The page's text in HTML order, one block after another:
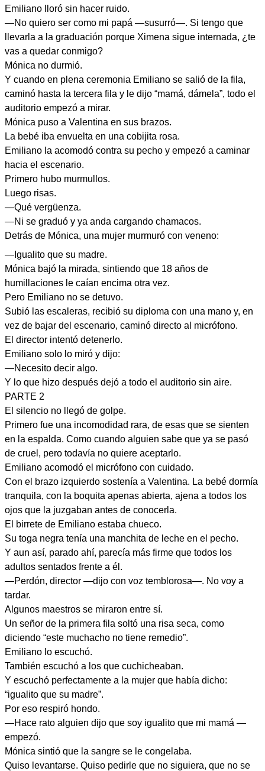
Emiliano lloró sin hacer ruido.
—No quiero ser como mi papá —susurró—. Si tengo que
llevarla a la graduación porque Ximena sigue internada, ¿te
vas a quedar conmigo?
Mónica no durmió.
Y cuando en plena ceremonia Emiliano se salió de la fila,
caminó hasta la tercera fila y le dijo “mamá, dámela”, todo el
auditorio empezó a mirar.
Mónica puso a Valentina en sus brazos.
La bebé iba envuelta en una cobijita rosa.
Emiliano la acomodó contra su pecho y empezó a caminar
hacia el escenario.
Primero hubo murmullos.
Luego risas.
—Qué vergüenza.
—Ni se graduó y ya anda cargando chamacos.
Detrás de Mónica, una mujer murmuró con veneno:
—Igualito que su madre.
Mónica bajó la mirada, sintiendo que 18 años de
humillaciones le caían encima otra vez.
Pero Emiliano no se detuvo.
Subió las escaleras, recibió su diploma con una mano y, en
vez de bajar del escenario, caminó directo al micrófono.
El director intentó detenerlo.
Emiliano solo lo miró y dijo:
—Necesito decir algo.
Y lo que hizo después dejó a todo el auditorio sin aire.
PARTE 2
El silencio no llegó de golpe.
Primero fue una incomodidad rara, de esas que se sienten
en la espalda. Como cuando alguien sabe que ya se pasó
de cruel, pero todavía no quiere aceptarlo.
Emiliano acomodó el micrófono con cuidado.
Con el brazo izquierdo sostenía a Valentina. La bebé dormía
tranquila, con la boquita apenas abierta, ajena a todos los
ojos que la juzgaban antes de conocerla.
El birrete de Emiliano estaba chueco.
Su toga negra tenía una manchita de leche en el pecho.
Y aun así, parado ahí, parecía más firme que todos los
adultos sentados frente a él.
—Perdón, director —dijo con voz temblorosa—. No voy a
tardar.
Algunos maestros se miraron entre sí.
Un señor de la primera fila soltó una risa seca, como
diciendo “este muchacho no tiene remedio”.
Emiliano lo escuchó.
También escuchó a los que cuchicheaban.
Y escuchó perfectamente a la mujer que había dicho:
“igualito que su madre”.
Por eso respiró hondo.
—Hace rato alguien dijo que soy igualito que mi mamá —
empezó.
Mónica sintió que la sangre se le congelaba.
Quiso levantarse. Quiso pedirle que no siguiera, que no se